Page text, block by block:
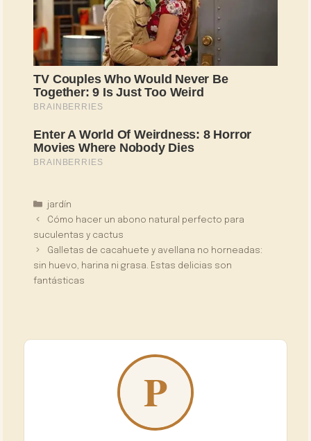
Categorías
jardín
Cómo hacer un abono natural perfecto para
suculentas y cactus
Galletas de cacahuete y avellana no horneadas:
sin huevo, harina ni grasa. Estas delicias son
fantásticas